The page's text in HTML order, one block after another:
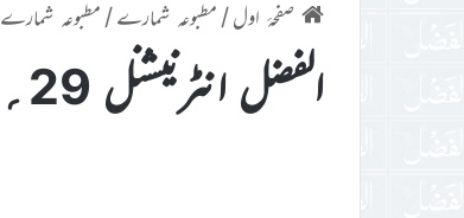
صفحۂ اول/ مطبوعہ شمارے/ مطبوعہ شمارے
الفضل انٹرنیشنل 29؍نومبر 2019ء